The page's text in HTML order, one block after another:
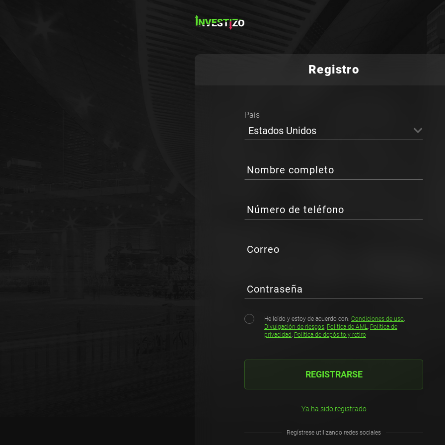
Registro
País
Estados Unidos
Nombre completo
Número de teléfono
Correo
Contraseña
He leído y estoy de acuerdo con: Condiciones de uso,
Divulgación de riesgos, Política de AML, Política de
privacidad , Política de depósito y retiro
REGISTRARSE
Ya ha sido registrado
Regístrese utilizando redes sociales